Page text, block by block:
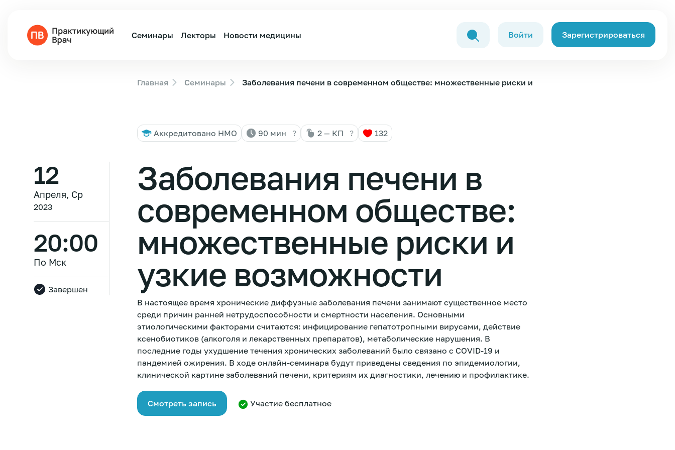
Семинары Лекторы Новости медицины Войти Зарегистрироваться
Главная Семинары Заболевания печени в современном обществе: множественные риски и узкие возможности
Аккредитовано НМО 90 мин ? 2 — КП ? 132
12
Апреля, Ср
2023
20:00
По Мск
Завершен
Заболевания печени в
современном обществе:
множественные риски и
узкие возможности
В настоящее время хронические диффузные заболевания печени занимают существенное место
среди причин ранней нетрудоспособности и смертности населения. Основными
этиологическими факторами считаются: инфицирование гепатотропными вирусами, действие
ксенобиотиков (алкоголя и лекарственных препаратов), метаболические нарушения. В
последние годы ухудшение течения хронических заболеваний было связано с COVID-19 и
пандемией ожирения. В ходе онлайн-семинара будут приведены сведения по эпидемиологии,
клинической картине заболеваний печени, критериям их диагностики, лечению и профилактике.
Смотреть запись Участие бесплатное